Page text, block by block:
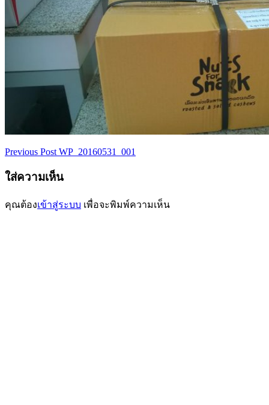
เมนู
นำทาง
เรื่อง
Previous Post WP_20160531_001
ใส่ความเห็น
คุณต้องเข้าสู่ระบบ เพื่อจะพิมพ์ความเห็น